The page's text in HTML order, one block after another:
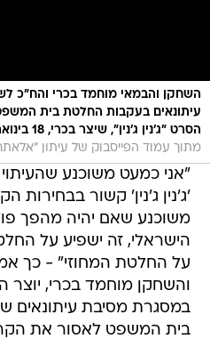
השחקן והבמאי מוחמד בכרי והח"כ
עיתונאים בעקבות החלטת בית
הסרט "ג'נין ג'נין", שיצר בכרי, 18 בינואר 2021
מתוך עמוד הפייסבוק של עיתון
"אני כמעט משוכנע
'ג'נין ג'נין' קשור בבחירות
משוכנע שאם יהיה מהפך
הישראלי, זה ישפיע על
על החלטת המחוזי" - כך
והשחקן מוחמד בכרי, יוצר
במסגרת מסיבת עיתונאים
בית המשפט לאסור את